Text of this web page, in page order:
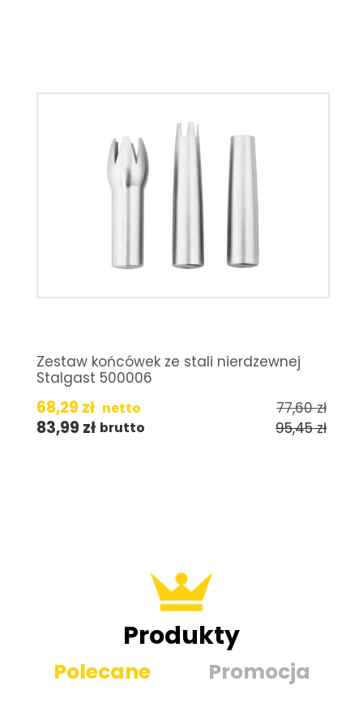
Zestaw końcówek ze stali nierdzewnej
Stalgast 500006
68,29 zł netto 77,60zł
83,99 zł brutto 95,45zł
Produkty
Polecane Promocja